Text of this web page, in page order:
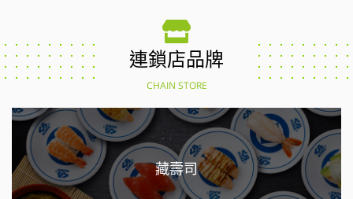
連鎖店品牌
CHAIN STORE
藏壽司